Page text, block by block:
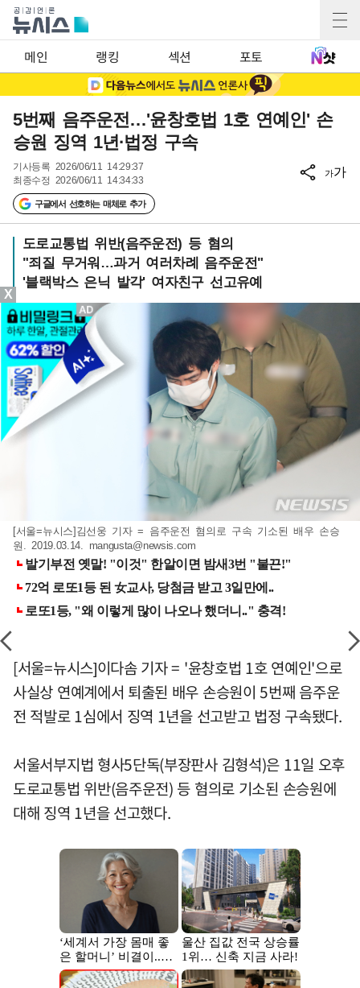
메인 랭킹 섹션 포토
5번째 음주운전…'윤창호법 1호 연예인' 손
승원 징역 1년·법정 구속
기사등록 2026/06/11 14:29:37
최종수정 2026/06/11 14:34:33
구글에서 선호하는 매체로 추가
가가
도로교통법 위반(음주운전) 등 혐의
"죄질 무거워…과거 여러차례 음주운전"
'블랙박스 은닉 발각' 여자친구 선고유예
[서울=뉴시스]김선웅 기자 = 음주운전 혐의로 구속 기소된 배우 손승
원. 2019.03.14. mangusta@newsis.com
[서울=뉴시스]이다솜 기자 = '윤창호법 1호 연예인'으로
사실상 연예계에서 퇴출된 배우 손승원이 5번째 음주운
전 적발로 1심에서 징역 1년을 선고받고 법정 구속됐다.
서울서부지법 형사5단독(부장판사 김형석)은 11일 오후
도로교통법 위반(음주운전) 등 혐의로 기소된 손승원에
대해 징역 1년을 선고했다.
X